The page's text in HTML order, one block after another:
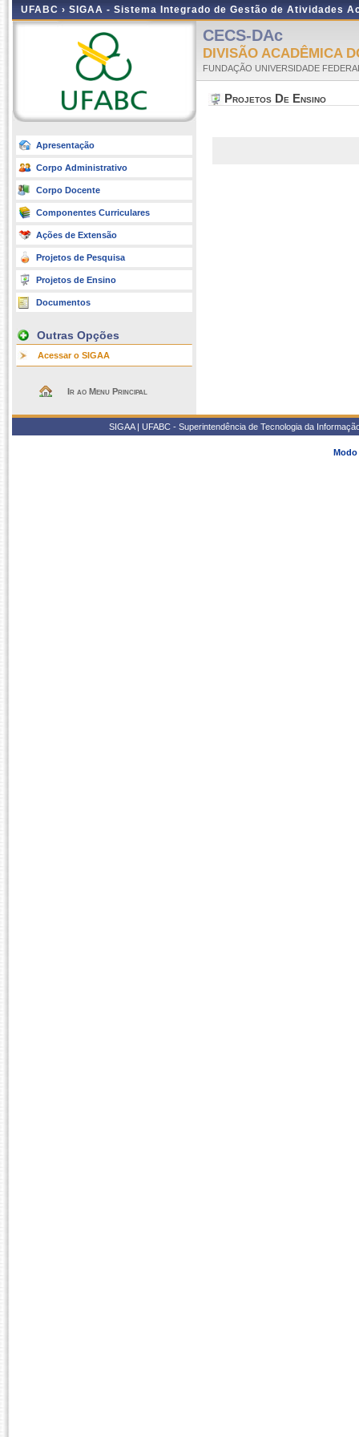
UFABC › SIGAA - Sistema Integrado de Gestão de Atividades
Apresentação
Corpo Administrativo
Corpo Docente
Componentes Curriculares
Ações de Extensão
Projetos de Pesquisa
Projetos de Ensino
Documentos
Outras Opções
Acessar o SIGAA
Ir ao Menu Principal
CECS-DAc
DIVISÃO ACADÊMICA
FUNDAÇÃO UNIVERSIDADE
Projetos De Ensino
SIGAA | UFABC - Superintendência de Tecnologia da
Modo